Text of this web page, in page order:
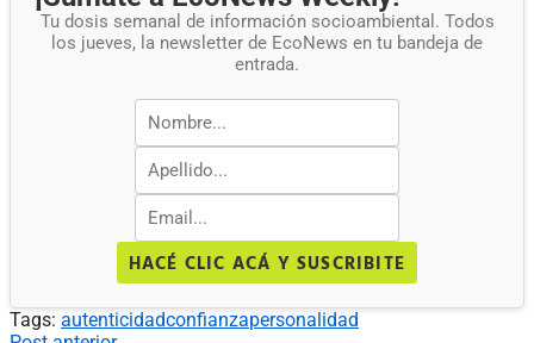
Tu dosis semanal de información socioambiental. Todos
los jueves, la newsletter de EcoNews en tu bandeja de
entrada.
HACÉ CLIC ACÁ Y SUSCRIBITE
Tags: autenticidadconfianzapersonalidad